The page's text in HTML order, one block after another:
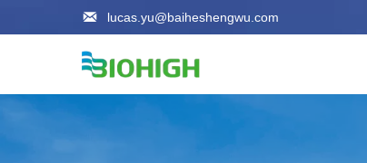
 lucas.yu@baiheshengwu.com